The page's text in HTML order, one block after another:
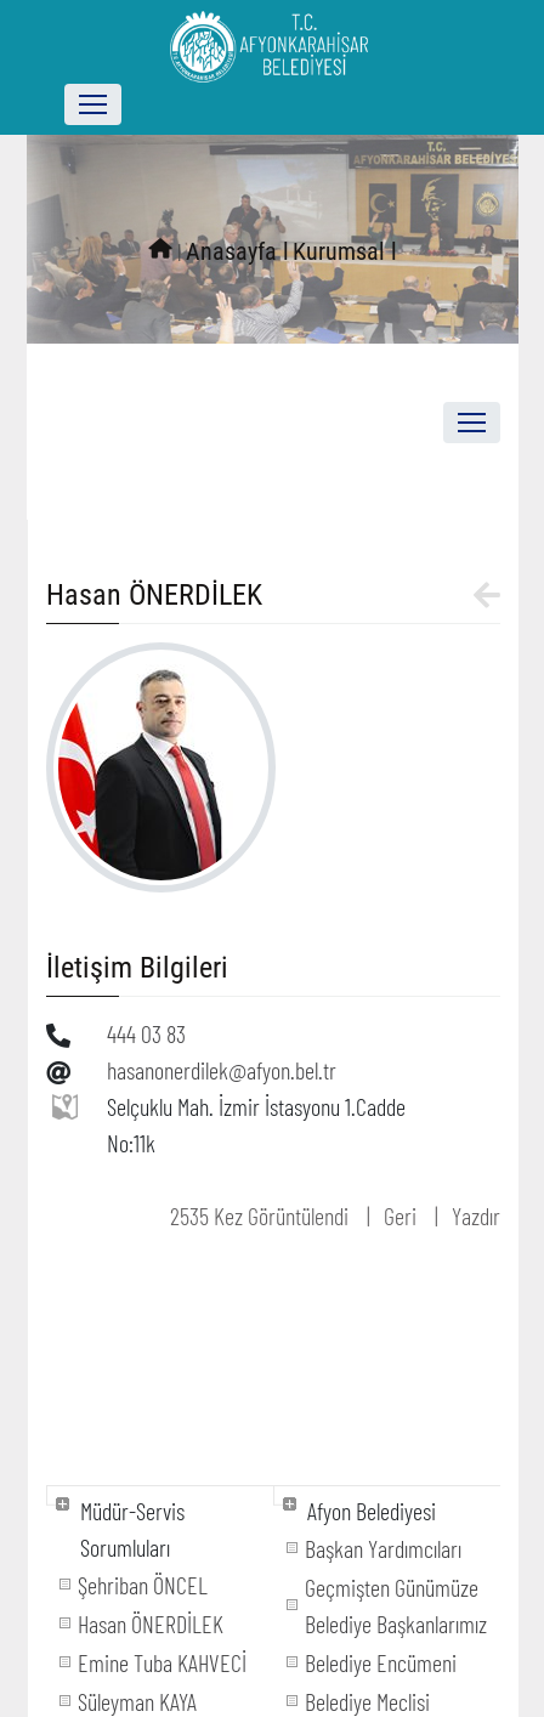
lAnasayfa lKurumsal l
Hasan ÖNERDİLEK
İletişim Bilgileri
444 03 83
hasanonerdilek@afyon.bel.tr
Selçuklu Mah. İzmir İstasyonu 1.Cadde
No:11k
2535 Kez Görüntülendi Geri Yazdır
Müdür-Servis
Sorumluları
Şehriban ÖNCEL
Hasan ÖNERDİLEK
Emine Tuba KAHVECİ
Süleyman KAYA
Afyon Belediyesi
Başkan Yardımcıları
Geçmişten Günümüze
Belediye Başkanlarımız
Belediye Encümeni
Belediye Meclisi